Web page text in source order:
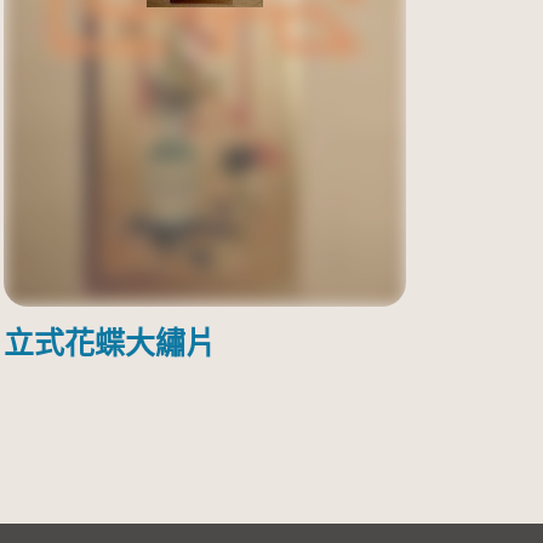
立式花蝶大繡片